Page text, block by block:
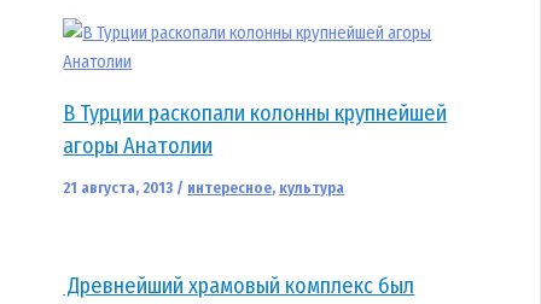
В Турции раскопали колонны крупнейшей
агоры Анатолии
21 августа, 2013 / интересное, культура
Древнейший храмовый комплекс был